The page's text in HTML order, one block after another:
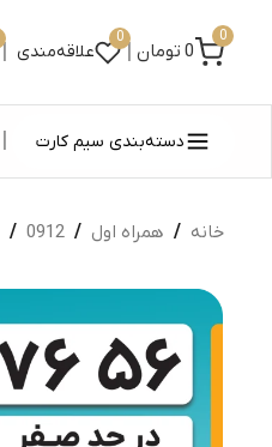
0
0 تومان |
0
علاقه‌مندی |
دسته‌بندی سیم کارت
خانه / همراه اول /
0912
/